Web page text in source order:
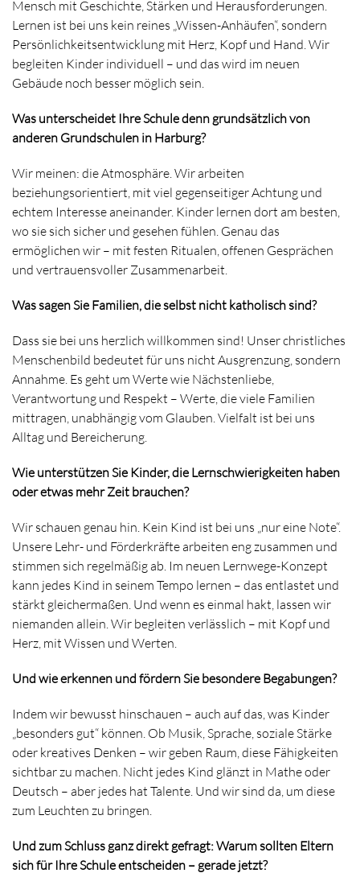
Mensch mit Geschichte, Stärken und Herausforderungen.
Lernen ist bei uns kein reines „Wissen-Anhäufen“, sondern
Persönlichkeitsentwicklung mit Herz, Kopf und Hand. Wir
begleiten Kinder individuell – und das wird im neuen
Gebäude noch besser möglich sein.
Was unterscheidet Ihre Schule denn grundsätzlich von
anderen Grundschulen in Harburg?
Wir meinen: die Atmosphäre. Wir arbeiten
beziehungsorientiert, mit viel gegenseitiger Achtung und
echtem Interesse aneinander. Kinder lernen dort am besten,
wo sie sich sicher und gesehen fühlen. Genau das
ermöglichen wir – mit festen Ritualen, offenen Gesprächen
und vertrauensvoller Zusammenarbeit.
Was sagen Sie Familien, die selbst nicht katholisch sind?
Dass sie bei uns herzlich willkommen sind! Unser christliches
Menschenbild bedeutet für uns nicht Ausgrenzung, sondern
Annahme. Es geht um Werte wie Nächstenliebe,
Verantwortung und Respekt – Werte, die viele Familien
mittragen, unabhängig vom Glauben. Vielfalt ist bei uns
Alltag und Bereicherung.
Wie unterstützen Sie Kinder, die Lernschwierigkeiten haben
oder etwas mehr Zeit brauchen?
Wir schauen genau hin. Kein Kind ist bei uns „nur eine Note“.
Unsere Lehr- und Förderkräfte arbeiten eng zusammen und
stimmen sich regelmäßig ab. Im neuen Lernwege-Konzept
kann jedes Kind in seinem Tempo lernen – das entlastet und
stärkt gleichermaßen. Und wenn es einmal hakt, lassen wir
niemanden allein. Wir begleiten verlässlich – mit Kopf und
Herz, mit Wissen und Werten.
Und wie erkennen und fördern Sie besondere Begabungen?
Indem wir bewusst hinschauen – auch auf das, was Kinder
„besonders gut“ können. Ob Musik, Sprache, soziale Stärke
oder kreatives Denken – wir geben Raum, diese Fähigkeiten
sichtbar zu machen. Nicht jedes Kind glänzt in Mathe oder
Deutsch – aber jedes hat Talente. Und wir sind da, um diese
zum Leuchten zu bringen.
Und zum Schluss ganz direkt gefragt: Warum sollten Eltern
sich für Ihre Schule entscheiden – gerade jetzt?